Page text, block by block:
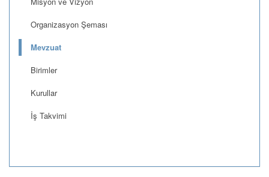
Organizasyon Şeması
Mevzuat
Birimler
Kurullar
İş Takvimi